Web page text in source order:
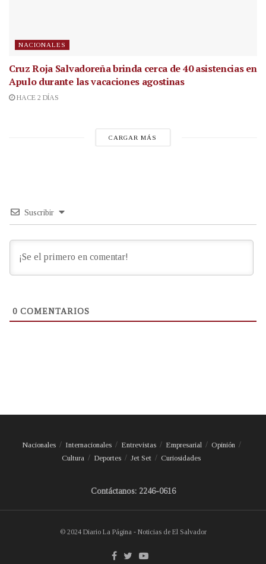
NACIONALES
Cruz Roja Salvadoreña brinda cerca de 40 asistencias en
Apulo durante las vacaciones agostinas
HACE 2 DÍAS
CARGAR MÁS
Suscribir
0 COMENTARIOS
Nacionales Internacionales Entrevistas Empresarial
Opinión
Cultura
Deportes Jet Set Curiosidades
Contáctanos: 2246-0616
© 2024 Diario La Página - Noticias de El Salvador